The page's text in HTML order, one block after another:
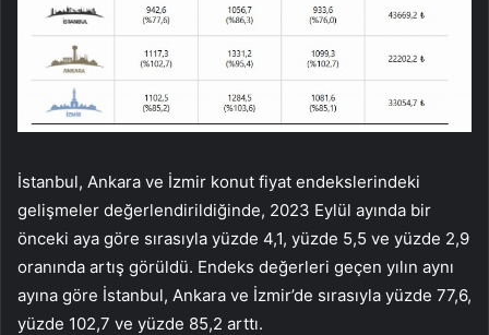
İstanbul, Ankara ve İzmir konut fiyat endekslerindeki
gelişmeler değerlendirildiğinde, 2023 Eylül ayında bir
önceki aya göre sırasıyla yüzde 4,1, yüzde 5,5 ve yüzde 2,9
oranında artış görüldü. Endeks değerleri geçen yılın aynı
ayına göre İstanbul, Ankara ve İzmir’de sırasıyla yüzde 77,6,
yüzde 102,7 ve yüzde 85,2 arttı.